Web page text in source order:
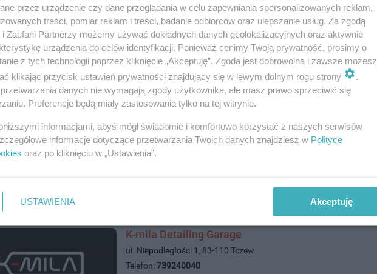
Eko Komes
ul. Tczewska 44, 83-032 Kolnik
Telefon:583421710
Kategoria:Handel i usługi
K-mila Detailing Garage
ul. Niepodległości 1, 83-110 Tczew
Telefon:739240040
przez urządzenie czy dane przeglądania w celu zapewniania spersonalizowanych reklam,
treści, pomiar reklam i treści, badanie odbiorców oraz ulepszanie usług. Za zgodą
Zaufani Partnerzy możemy używać dokładnych danych geolokalizacyjnych oraz aktywnie
urządzenia do celów identyfikacji. Ponieważ cenimy Twoją prywatność, prosimy o
z tych technologii poprzez kliknięcie „Akceptuję”. Zgoda jest dobrowolna i zawsze możesz
klikając przycisk ustawień prywatności znajdujący się w lewym dolnym rogu strony
.
danych nie wymagają zgody użytkownika, ale masz prawo sprzeciwić się
Preferencje będą miały zastosowania tylko na tej witrynie.
informacjami, abyś mógł świadomie i komfortowo korzystać z naszych serwisów
informacje dotyczące przetwarzania Twoich danych znajdziesz w Polityce
oraz po kliknięciu w „Ustawienia”.
USTAWIENIA Akceptuję